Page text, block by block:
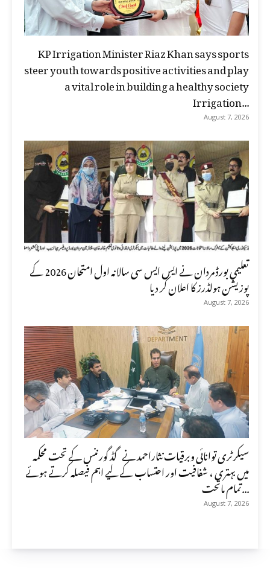
KP Irrigation Minister Riaz Khan says sports
steer youth towards positive activities and play
a vital role in building a healthy society
Irrigation...
August 7, 2026
تعلیمی بورڈ مردان نے ایس ایس سی سالانہ اول امتحان 2026 کے
پوزیشن ہولڈرز کا اعلان کر دیا
August 7, 2026
سیکرٹری توانائی وبرقیات نثاراحمد نے گڈ گورننس کے تحت محکمہ
میں بہتری ، شفافیت اور احتساب کے لیے اہم فیصلہ کرتے ہوئے
تمام ماتحت...
August 7, 2026